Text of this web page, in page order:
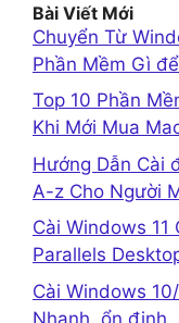
Bài Viết Mới
Chuyển Từ
Phần Mềm Gì
Top 10 Phần
Khi Mới Mua
Hướng Dẫn Cài
A-z Cho Người
Cài Windows 11
Parallels
Cài Windows
Nhanh, ổn định,